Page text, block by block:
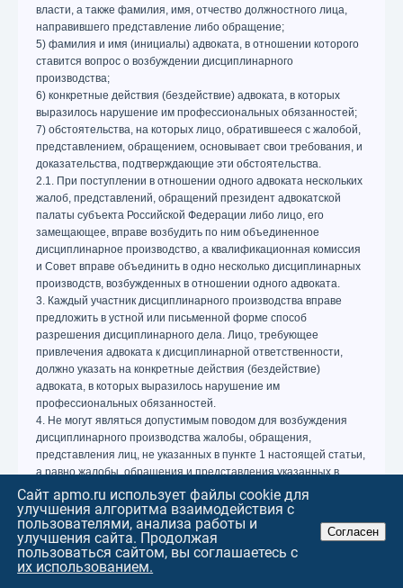
власти, а также фамилия, имя, отчество должностного лица,
направившего представление либо обращение;
5) фамилия и имя (инициалы) адвоката, в отношении которого
ставится вопрос о возбуждении дисциплинарного
производства;
6) конкретные действия (бездействие) адвоката, в которых
выразилось нарушение им профессиональных обязанностей;
7) обстоятельства, на которых лицо, обратившееся с жалобой,
представлением, обращением, основывает свои требования, и
доказательства, подтверждающие эти обстоятельства.
2.1. При поступлении в отношении одного адвоката нескольких
жалоб, представлений, обращений президент адвокатской
палаты субъекта Российской Федерации либо лицо, его
замещающее, вправе возбудить по ним объединенное
дисциплинарное производство, а квалификационная комиссия
и Совет вправе объединить в одно несколько дисциплинарных
производств, возбужденных в отношении одного адвоката.
3. Каждый участник дисциплинарного производства вправе
предложить в устной или письменной форме способ
разрешения дисциплинарного дела. Лицо, требующее
привлечения адвоката к дисциплинарной ответственности,
должно указать на конкретные действия (бездействие)
адвоката, в которых выразилось нарушение им
профессиональных обязанностей.
4. Не могут являться допустимым поводом для возбуждения
дисциплинарного производства жалобы, обращения,
представления лиц, не указанных в пункте 1 настоящей статьи,
а равно жалобы, обращения и представления указанных в
настоящей статье лиц, основанные на действиях (бездействии)
адвоката (в том числе руководителя адвокатского образования,
подразделения), не связанных с исполнением им
профессиональных обязанностей.
5. Не могут являться допустимым поводом для возбуждения
дисциплинарного производства жалобы и обращения других
Сайт apmo.ru использует файлы cookie для
улучшения алгоритма взаимодействия с
пользователями, анализа работы и
улучшения сайта. Продолжая
пользоваться сайтом, вы соглашаетесь с
их использованием.
Согласен